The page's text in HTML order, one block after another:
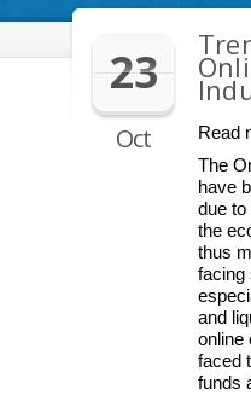
23
Oct
Read
The
have
due to
the
thus
facing
and
online
faced
funds